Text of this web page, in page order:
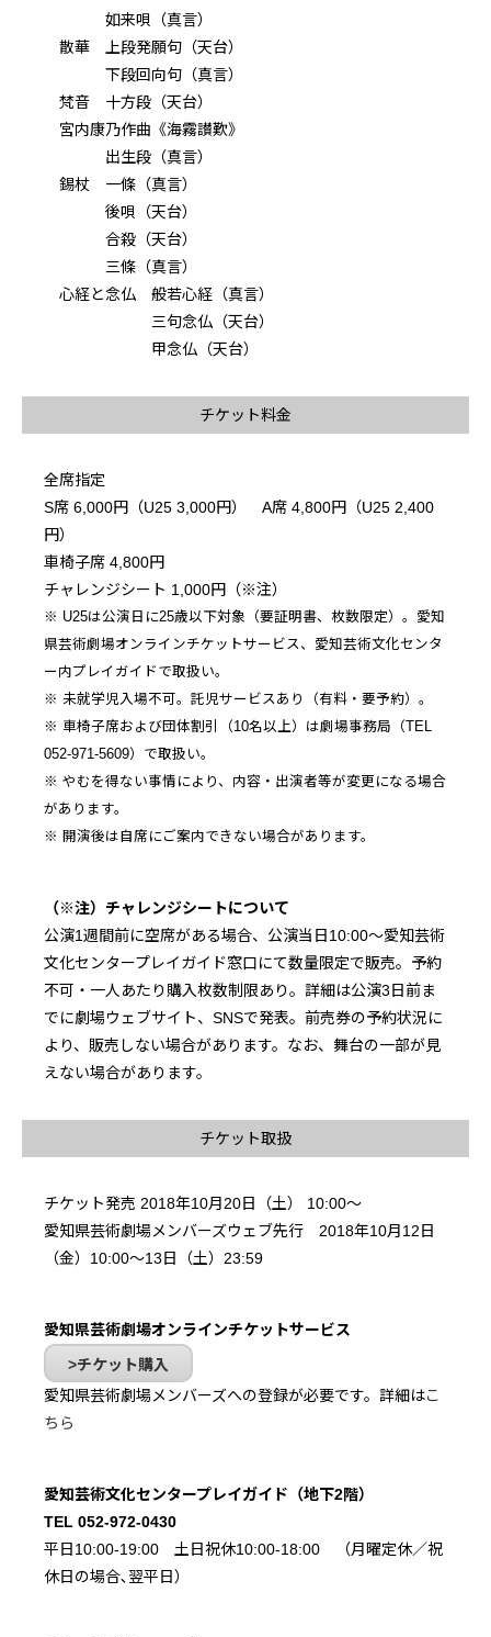
如来唄（真言）
散華 上段発願句（天台）
下段回向句（真言）
梵音 十方段（天台）
宮内康乃作曲《海霧讃歎》
出生段（真言）
錫杖 一條（真言）
後唄（天台）
合殺（天台）
三條（真言）
心経と念仏 般若心経（真言）
三句念仏（天台）
甲念仏（天台）
チケット料金
全席指定
S席 6,000円（U25 3,000円） A席 4,800円（U25 2,400
円）
車椅子席 4,800円
チャレンジシート 1,000円（※注）
※ U25は公演日に25歳以下対象（要証明書、枚数限定）。愛知
県芸術劇場オンラインチケットサービス、愛知芸術文化センタ
ー内プレイガイドで取扱い。
※ 未就学児入場不可。託児サービスあり（有料・要予約）。
※ 車椅子席および団体割引（10名以上）は劇場事務局（TEL
052-971-5609）で取扱い。
※ やむを得ない事情により、内容・出演者等が変更になる場合
があります。
※ 開演後は自席にご案内できない場合があります。
（※注）チャレンジシートについて
公演1週間前に空席がある場合、公演当日10:00～愛知芸術
文化センタープレイガイド窓口にて数量限定で販売。予約
不可・一人あたり購入枚数制限あり。詳細は公演3日前ま
でに劇場ウェブサイト、SNSで発表。前売券の予約状況に
より、販売しない場合があります。なお、舞台の一部が見
えない場合があります。
チケット取扱
チケット発売 2018年10月20日（土） 10:00～
愛知県芸術劇場メンバーズウェブ先行 2018年10月12日
（金）10:00～13日（土）23:59
愛知県芸術劇場オンラインチケットサービス
チケット購入
愛知県芸術劇場メンバーズへの登録が必要です。詳細はこ
ちら
愛知芸術文化センタープレイガイド（地下2階）
TEL 052-972-0430
平日10:00-19:00 土日祝休10:00-18:00 （月曜定休／祝
休日の場合､翌平日）